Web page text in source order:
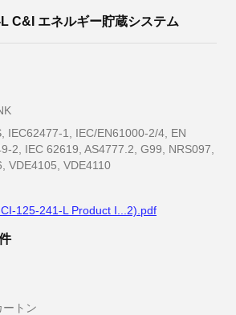
C&I エネルギー貯蔵システム
IEC62477-1, IEC/EN61000-2/4, EN
2, IEC 62619, AS4777.2, G99, NRS097,
VDE4105, VDE4110
CI-125-241-L Product I...2).pdf
ートン